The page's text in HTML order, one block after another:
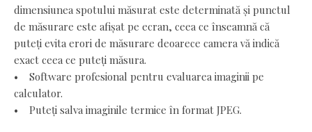
dimensiunea spotului măsurat este determinată și punctul
de măsurare este afișat pe ecran, ceea ce înseamnă că
puteți evita erori de măsurare deoarece camera vă indică
exact ceea ce puteți măsura.
• Software profesional pentru evaluarea imaginii pe
calculator.
• Puteți salva imaginile termice în format JPEG.